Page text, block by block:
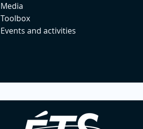
Media
Toolbox
Events and activities